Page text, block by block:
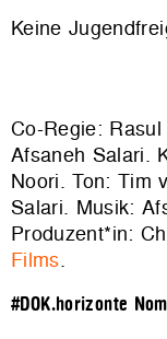
Keine
Co-Regie:
Afsaneh Salari.
Noori. Ton: Tim
Salari. Musik:
Produzent*in:
Films.
#DOK.horizonte